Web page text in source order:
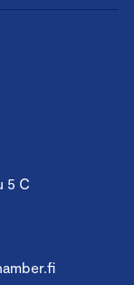
5 C